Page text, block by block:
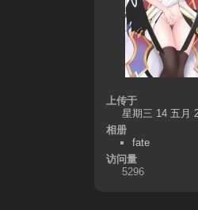
上传于
星期三 14 五月
相册
fate
访问量
5296